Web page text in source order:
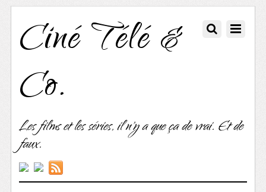
Ciné Télé &
Co.
Les films et les séries, il n'y a que ça de vrai. Et de
faux.